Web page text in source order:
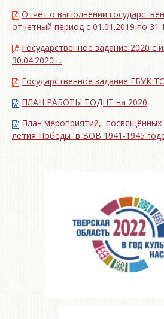
Отчет о выполнении
отчетный период с 01.01.2019 по
Государственное задание 2020 с
30.04.2020 г.
Государственное задание ГБУК
ПЛАН РАБОТЫ ТОДНТ на 2020
План мероприятий, посвящённых
летия Победы в ВОВ 1941-1945